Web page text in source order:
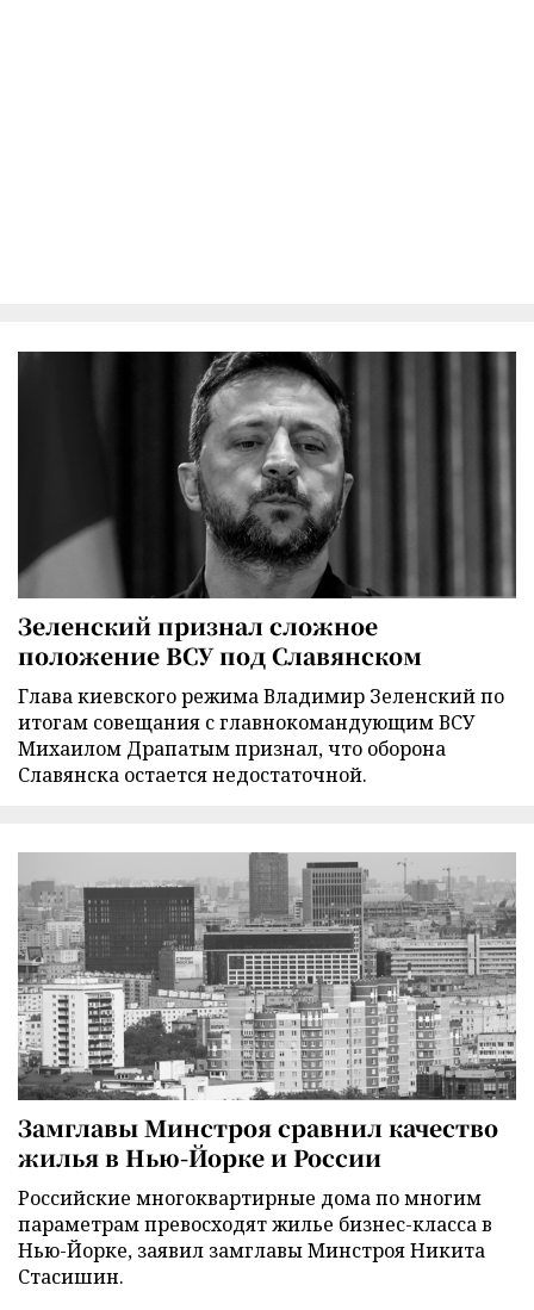
Зеленский признал сложное
положение ВСУ под Славянском
Глава киевского режима Владимир Зеленский по
итогам совещания с главнокомандующим ВСУ
Михаилом Драпатым признал, что оборона
Славянска остается недостаточной.
Замглавы Минстроя сравнил качество
жилья в Нью-Йорке и России
Российские многоквартирные дома по многим
параметрам превосходят жилье бизнес-класса в
Нью-Йорке, заявил замглавы Минстроя Никита
Стасишин.